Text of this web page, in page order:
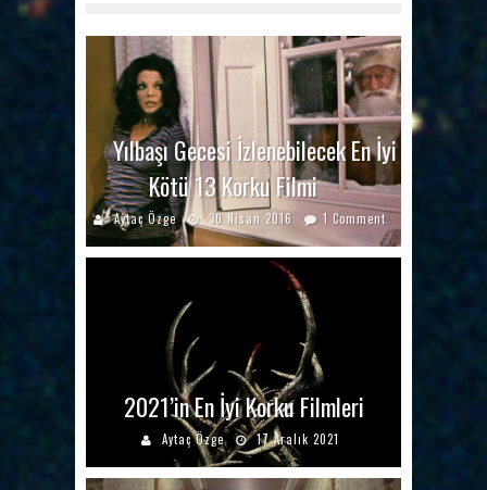
Yılbaşı Gecesi İzlenebilecek En İyi
Kötü 13 Korku Filmi
Aytaç Özge 30 Nisan 2016 1 Comment
2021’in En İyi Korku Filmleri
Aytaç Özge 17 Aralık 2021